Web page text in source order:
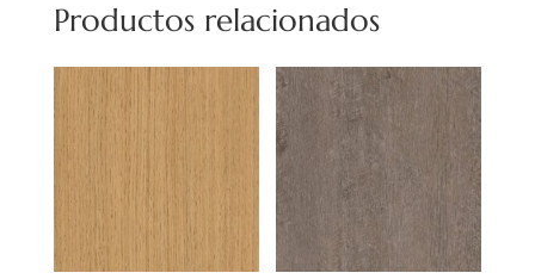
Productos relacionados